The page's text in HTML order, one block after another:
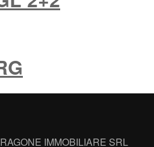
IMMOBILIARE SRL